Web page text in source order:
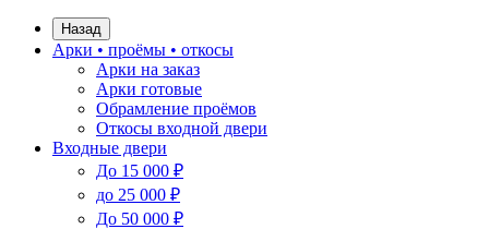
Назад
Арки • проёмы • откосы
Арки на заказ
Арки готовые
Обрамление проёмов
Откосы входной двери
Входные двери
До 15 000 ₽
до 25 000 ₽
До 50 000 ₽